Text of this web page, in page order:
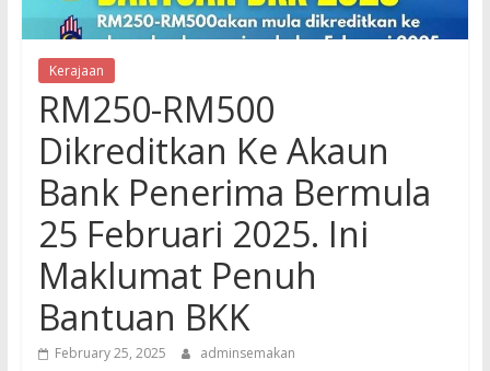
Kerajaan
RM250-RM500
Dikreditkan Ke Akaun
Bank Penerima Bermula
25 Februari 2025. Ini
Maklumat Penuh
Bantuan BKK
February 25, 2025 adminsemakan